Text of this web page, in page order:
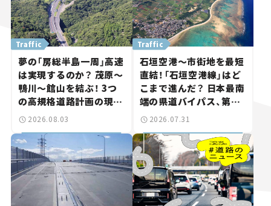
Traffic
夢の「房総半島一周」高速
は実現するのか？ 茂原～
鴨川～館山を結ぶ！ 3つ
の高規格道路計画の現
状。「館山鴨川道路」で検
路計画】
2026.08.03
Traffic
石垣空港～市街地を最短
直結！「石垣空港線」はど
こまで進んだ？ 日本最南
端の県道バイパス、第2
工区も延伸開通 【いま気
2026.07.31